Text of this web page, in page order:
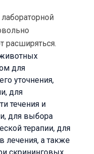
расширяться.
для
уточнения,
для
течения и
для выбора
терапии, для
лечения, а также
скрининговых